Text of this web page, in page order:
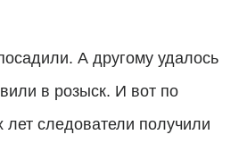
А другому удалось
в розыск. И вот по
лет следователи получили